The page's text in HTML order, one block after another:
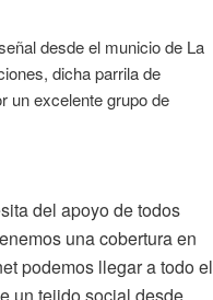
desde el municio de La
dicha parrila de
un excelente grupo de
del apoyo de todos
una cobertura en
podemos llegar a todo el